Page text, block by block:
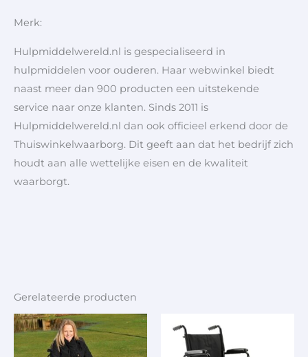
Merk:
Hulpmiddelwereld.nl is gespecialiseerd in
hulpmiddelen voor ouderen. Haar webwinkel biedt
naast meer dan 900 producten een uitstekende
service naar onze klanten. Sinds 2011 is
Hulpmiddelwereld.nl dan ook officieel erkend door de
Thuiswinkelwaarborg. Dit geeft aan dat het bedrijf zich
houdt aan alle wettelijke eisen en de kwaliteit
waarborgt.
Gerelateerde producten